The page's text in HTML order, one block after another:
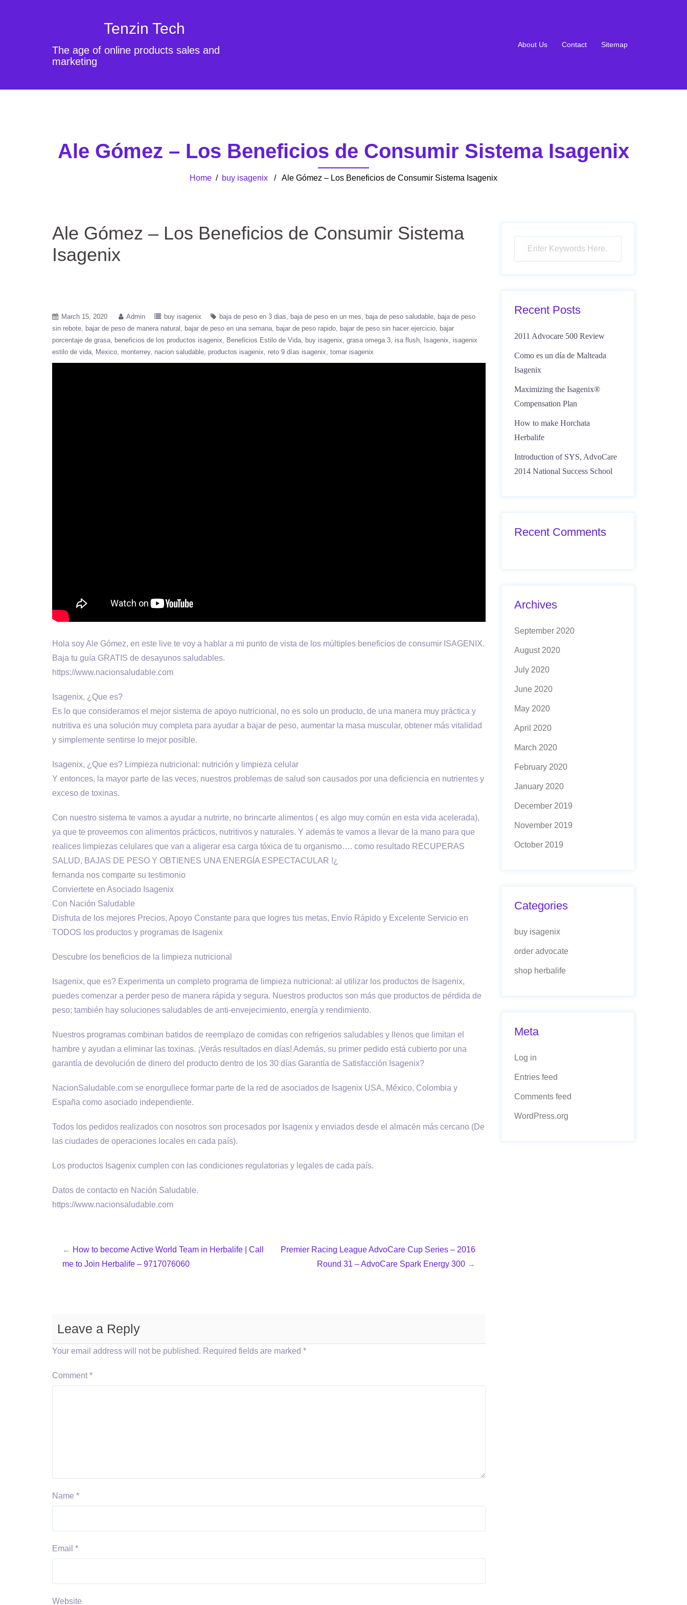
Tenzin Tech
The age of online products sales and
marketing
About Us Contact Sitemap
Ale Gómez – Los Beneficios de Consumir Sistema Isagenix
Home / buy isagenix / Ale Gómez – Los Beneficios de Consumir Sistema Isagenix
Ale Gómez – Los Beneficios de Consumir Sistema
Isagenix
March 15, 2020 Admin buy isagenix baja de peso en 3 dias baja de peso en un mes baja de peso saludable
baja de peso
sin rebote
bajar de peso de manera natural bajar de peso en una semana bajar de peso rapido bajar de peso sin hacer ejercicio
bajar
porcentaje de grasa
beneficios de los productos isagenix Beneficios Estilo de Vida buy isagenix grasa omega 3 isa flush Isagenix
isagenix
estilo de vida
Mexico monterrey nacion saludable productos isagenix reto 9 días isagenix tomar isagenix
Hola soy Ale Gómez, en este live te voy a hablar a mi punto de vista de los múltiples beneficios de consumir ISAGENIX.
Baja tu guía GRATIS de desayunos saludables.
https://www.nacionsaludable.com
Isagenix, ¿Que es?
Es lo que consideramos el mejor sistema de apoyo nutricional, no es solo un producto, de una manera muy práctica y
nutritiva es una solución muy completa para ayudar a bajar de peso, aumentar la masa muscular, obtener más vitalidad
y simplemente sentirse lo mejor posible.
Isagenix, ¿Que es? Limpieza nutricional: nutrición y limpieza celular
Y entonces, la mayor parte de las veces, nuestros problemas de salud son causados por una deficiencia en nutrientes y
exceso de toxinas.
Con nuestro sistema te vamos a ayudar a nutrirte, no brincarte alimentos ( es algo muy común en esta vida acelerada),
ya que te proveemos con alimentos prácticos, nutritivos y naturales. Y además te vamos a llevar de la mano para que
realices limpiezas celulares que van a aligerar esa carga tóxica de tu organismo…. como resultado RECUPERAS
SALUD, BAJAS DE PESO Y OBTIENES UNA ENERGÍA ESPECTACULAR !¿
fernanda nos comparte su testimonio
Conviertete en Asociado Isagenix
Con Nación Saludable
Disfruta de los mejores Precios, Apoyo Constante para que logres tus metas, Envío Rápido y Excelente Servicio en
TODOS los productos y programas de Isagenix
Descubre los beneficios de la limpieza nutricional
Isagenix, que es? Experimenta un completo programa de limpieza nutricional: al utilizar los productos de Isagenix,
puedes comenzar a perder peso de manera rápida y segura. Nuestros productos son más que productos de pérdida de
peso; también hay soluciones saludables de anti-envejecimiento, energía y rendimiento.
Nuestros programas combinan batidos de reemplazo de comidas con refrigerios saludables y llenos que limitan el
hambre y ayudan a eliminar las toxinas. ¡Verás resultados en días! Además, su primer pedido está cubierto por una
garantía de devolución de dinero del producto dentro de los 30 días Garantía de Satisfacción Isagenix?
NacionSaludable.com se enorgullece formar parte de la red de asociados de Isagenix USA, México, Colombia y
España como asociado independiente.
Todos los pedidos realizados con nosotros son procesados por Isagenix y enviados desde el almacén más cercano (De
las ciudades de operaciones locales en cada país).
Los productos Isagenix cumplen con las condiciones regulatorias y legales de cada país.
Datos de contacto en Nación Saludable.
https://www.nacionsaludable.com
← How to become Active World Team in Herbalife | Call
me to Join Herbalife – 9717076060
Premier Racing League AdvoCare Cup Series – 2016
Round 31 – AdvoCare Spark Energy 300→
Leave a Reply
Your email address will not be published. Required fields are marked *
Comment *
Name *
Email *
Website
Recent Posts
2011 Advocare 500 Review
Como es un día de Malteada
Isagenix
Maximizing the Isagenix®
Compensation Plan
How to make Horchata
Herbalife
Introduction of SYS, AdvoCare
2014 National Success School
Recent Comments
Archives
September 2020
August 2020
July 2020
June 2020
May 2020
April 2020
March 2020
February 2020
January 2020
December 2019
November 2019
October 2019
Categories
buy isagenix
order advocate
shop herbalife
Meta
Log in
Entries feed
Comments feed
WordPress.org